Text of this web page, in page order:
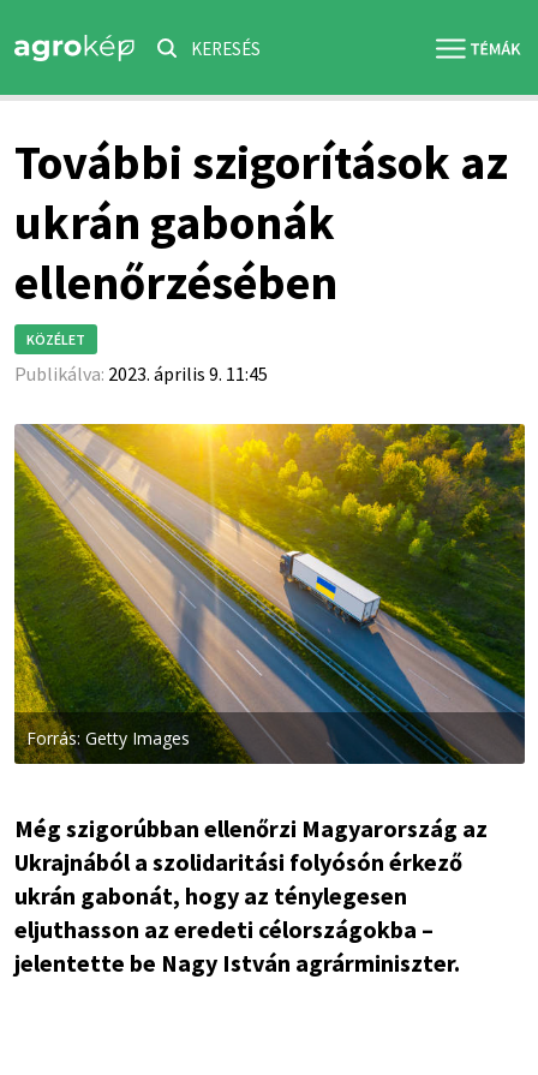
KERESÉS
További szigorítások az
ukrán gabonák
ellenőrzésében
KÖZÉLET
Publikálva: 2023. április 9. 11:45
Forrás: Getty Images
Még szigorúbban ellenőrzi Magyarország az
Ukrajnából a szolidaritási folyósón érkező
ukrán gabonát, hogy az ténylegesen
eljuthasson az eredeti célországokba –
jelentette be Nagy István agrárminiszter.